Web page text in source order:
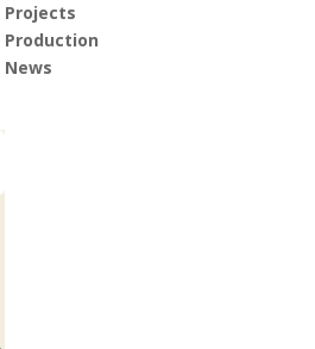
Projects
Production
News